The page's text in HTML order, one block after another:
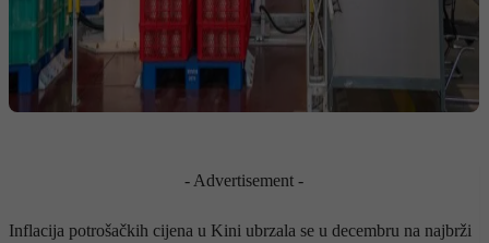
- Advertisement -
Inflacija potrošačkih cijena u Kini ubrzala se u decembru na najbrži